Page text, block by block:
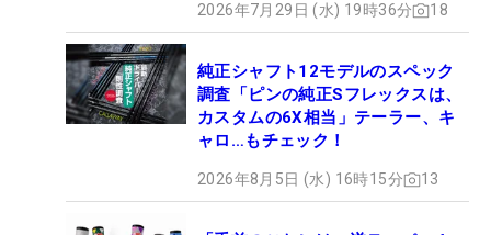
2026年7月29日 (水) 19時36分 18
純正シャフト12モデルのスペック
調査「ピンの純正Sフレックスは、
カスタムの6X相当」テーラー、キ
ャロ…もチェック！
2026年8月5日 (水) 16時15分 13